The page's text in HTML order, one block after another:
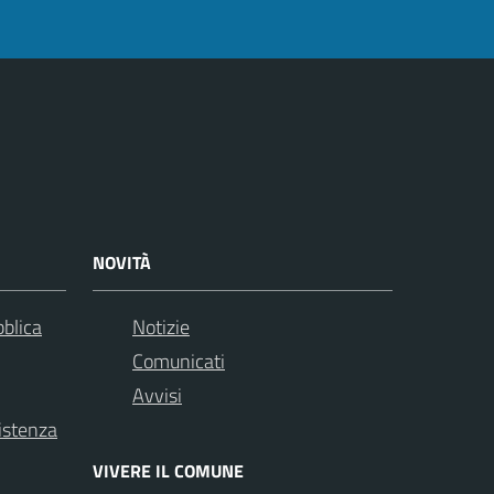
NOVITÀ
Notizie
Comunicati
Avvisi
VIVERE IL COMUNE